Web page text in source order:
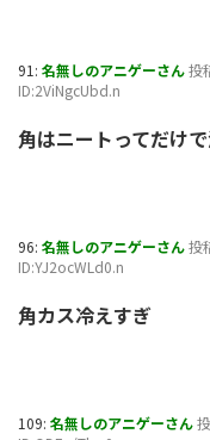
91: 名無しのアニゲーさん投
ID:2ViNgcUbd.n
角はニートってだけ
96: 名無しのアニゲーさん投
ID:YJ2ocWLd0.n
角カス冷えすぎ
109: 名無しのアニゲーさん